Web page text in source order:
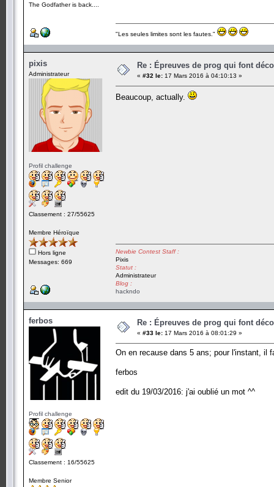
The Godfather is back....
"Les seules limites sont les fautes."
pixis
Administrateur
Profil challenge
Classement : 27/55625
Membre Héroïque
Hors ligne
Messages: 669
Re : Épreuves de prog qui font
« #32 le: 17 Mars 2016 à 04:10:13 »
Beaucoup, actually.
Newbie Contest Staff :
Pixis
Statut :
Administrateur
Blog :
hackndo
ferbos
Profil challenge
Classement : 16/55625
Membre Senior
Re : Épreuves de prog qui font
« #33 le: 17 Mars 2016 à 08:01:29 »
On en recause dans 5 ans; pour l'instant, il
ferbos
edit du 19/03/2016: j'ai oublié un mot ^^